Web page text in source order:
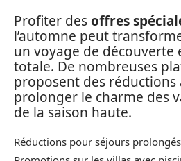
Profiter desoffres
l’automne peut
un voyage de découverte
totale. De nombreuses
proposent des
prolonger le charme des
de la saison haute.
Réductions pour séjours prolongés